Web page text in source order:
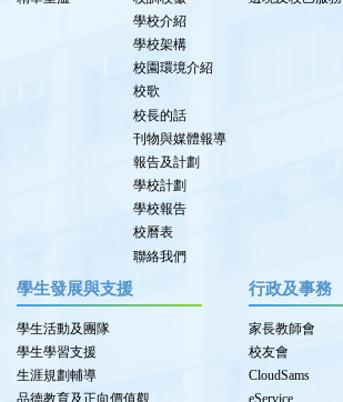
學校介紹
學校架構
校園環境介紹
校歌
校長的話
刊物與媒體報導
報告及計劃
學校計劃
學校報告
校曆表
聯絡我們
學生發展與支援
學生活動及團隊
學生學習支援
生涯規劃輔導
行政及事務
家長教師會
校友會
CloudSams